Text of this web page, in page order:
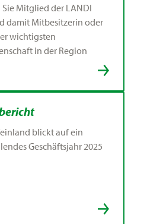
Mitglied der LANDI
damit Mitbesitzerin oder
wichtigsten
in der Region
blickt auf ein
Geschäftsjahr 2025